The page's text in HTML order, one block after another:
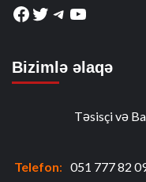
Facebook
Twitter
Telegram
YouTube
Bizimlə əlaqə
Təsisçi və
Telefon: 051 777 82